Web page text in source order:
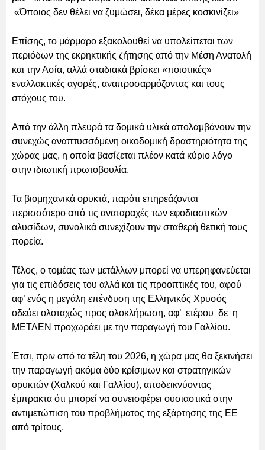
«Όποιος δεν θέλει να ζυμώσει, δέκα μέρες κοσκινίζει»
Επίσης, το μάρμαρο εξακολουθεί να υπολείπεται των
περιόδων της εκρηκτικής ζήτησης από την Μέση Ανατολή
και την Ασία, αλλά σταδιακά βρίσκει «ποιοτικές»
εναλλακτικές αγορές, αναπροσαρμόζοντας και τους
στόχους του.
Από την άλλη πλευρά τα δομικά υλικά απολαμβάνουν την
συνεχώς αναπτυσσόμενη οικοδομική δραστηριότητα της
χώρας μας, η οποία βασίζεται πλέον κατά κύριο λόγο
στην ιδιωτική πρωτοβουλία.
Τα βιομηχανικά ορυκτά, παρότι επηρεάζονται
περισσότερο από τις αναταραχές των εφοδιαστικών
αλυσίδων, συνολικά συνεχίζουν την σταθερή θετική τους
πορεία.
Τέλος, ο τομέας των μετάλλων μπορεί να υπερηφανεύεται
για τις επιδόσεις του αλλά και τις προοπτικές του, αφού
αφ’ ενός η μεγάλη επένδυση της Ελληνικός Χρυσός
οδεύει ολοταχώς προς ολοκλήρωση, αφ’ ετέρου δε η
ΜΕΤΛΕΝ προχωράει με την παραγωγή του Γαλλίου.
Έτσι, πριν από τα τέλη του 2026, η χώρα μας θα ξεκινήσει
την παραγωγή ακόμα δύο κρίσιμων και στρατηγικών
ορυκτών (Χαλκού και Γαλλίου), αποδεικνύοντας
έμπρακτα ότι μπορεί να συνεισφέρει ουσιαστικά στην
αντιμετώπιση του προβλήματος της εξάρτησης της ΕΕ
από τρίτους.